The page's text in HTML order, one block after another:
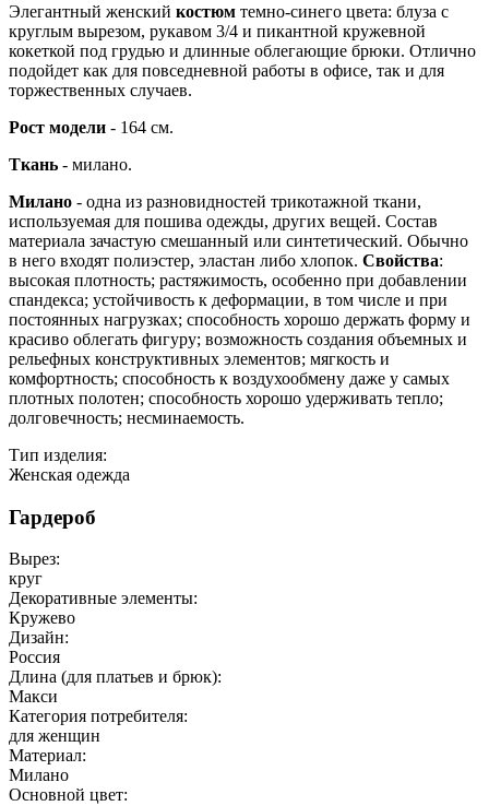
Элегантный женский костюм темно-синего цвета: блуза с
круглым вырезом, рукавом 3/4 и пикантной кружевной
кокеткой под грудью и длинные облегающие брюки. Отлично
подойдет как для повседневной работы в офисе, так и для
торжественных случаев.
Рост модели - 164 см.
Ткань - милано.
Милано - одна из разновидностей трикотажной ткани,
используемая для пошива одежды, других вещей. Состав
материала зачастую смешанный или синтетический. Обычно
в него входят полиэстер, эластан либо хлопок. Свойства:
высокая плотность; растяжимость, особенно при добавлении
спандекса; устойчивость к деформации, в том числе и при
постоянных нагрузках; способность хорошо держать форму и
красиво облегать фигуру; возможность создания объемных и
рельефных конструктивных элементов; мягкость и
комфортность; способность к воздухообмену даже у самых
плотных полотен; способность хорошо удерживать тепло;
долговечность; несминаемость.
Тип изделия:
Женская одежда
Гардероб
Вырез:
круг
Декоративные элементы:
Кружево
Дизайн:
Россия
Длина (для платьев и брюк):
Макси
Категория потребителя:
для женщин
Материал:
Милано
Основной цвет: